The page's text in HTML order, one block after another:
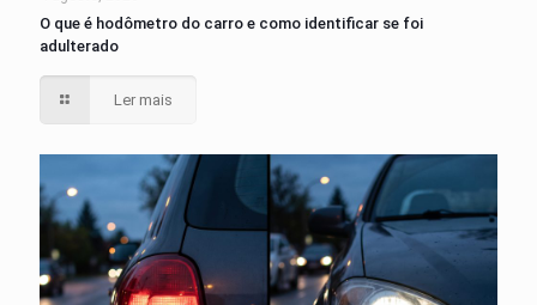
O que é hodômetro do carro e como identificar se foi
adulterado
Ler mais